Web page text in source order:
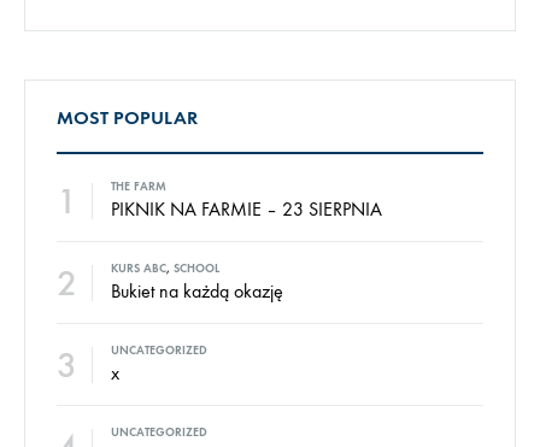
MOST POPULAR
1 THE FARM
PIKNIK NA FARMIE – 23 SIERPNIA
2 KURS ABC, SCHOOL
Bukiet na każdą okazję
3 UNCATEGORIZED
x
UNCATEGORIZED